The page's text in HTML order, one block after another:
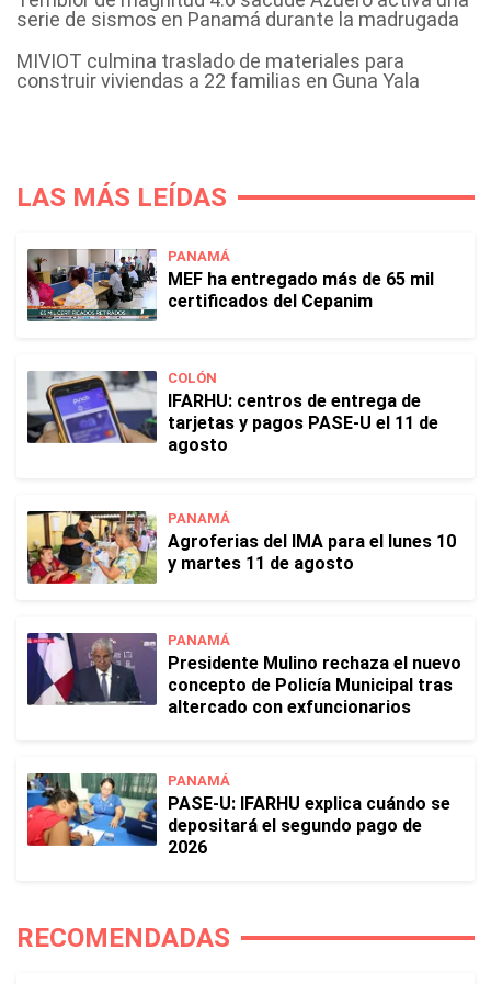
serie de sismos en Panamá durante la madrugada
MIVIOT culmina traslado de materiales para
construir viviendas a 22 familias en Guna Yala
LAS MÁS LEÍDAS
PANAMÁ
MEF ha entregado más de 65 mil
certificados del Cepanim
COLÓN
IFARHU: centros de entrega de
tarjetas y pagos PASE-U el 11 de
agosto
PANAMÁ
Agroferias del IMA para el lunes 10
y martes 11 de agosto
PANAMÁ
Presidente Mulino rechaza el nuevo
concepto de Policía Municipal tras
altercado con exfuncionarios
PANAMÁ
PASE-U: IFARHU explica cuándo se
depositará el segundo pago de
2026
RECOMENDADAS